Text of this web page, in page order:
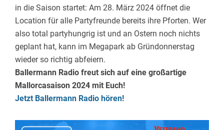
in die Saison startet: Am 28. März 2024 öffnet die
Location für alle Partyfreunde bereits ihre Pforten. Wer
also total partyhungrig ist und an Ostern noch nichts
geplant hat, kann im Megapark ab Gründonnerstag
wieder so richtig abfeiern.
Ballermann Radio freut sich auf eine großartige
Mallorcasaison 2024 mit Euch!
Jetzt Ballermann Radio hören!